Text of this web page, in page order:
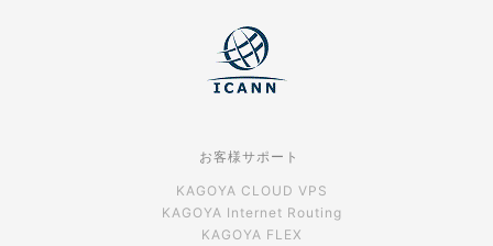
お客様サポート
KAGOYA CLOUD VPS
KAGOYA Internet Routing
KAGOYA FLEX